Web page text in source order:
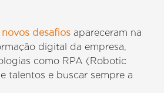
novos desafios apareceram na
digital da empresa,
como RPA (Robotic
talentos e buscar sempre a